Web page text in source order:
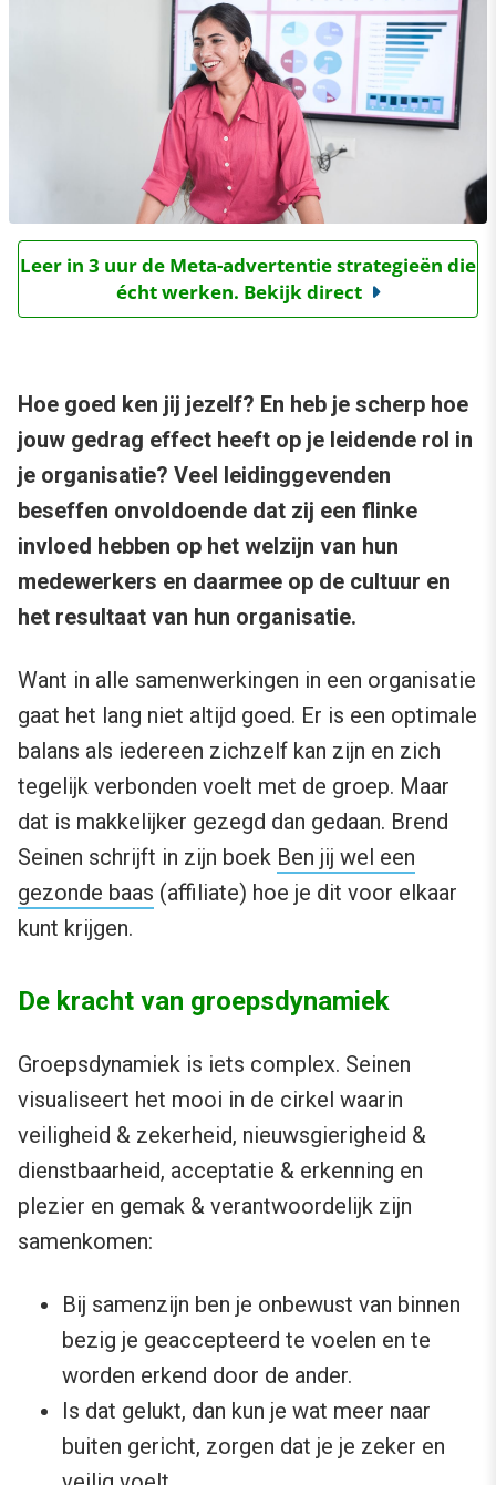
Leer in 3 uur de Meta-advertentie strategieën die
écht werken. Bekijk direct
Hoe goed ken jij jezelf? En heb je scherp hoe
jouw gedrag effect heeft op je leidende rol in
je organisatie? Veel leidinggevenden
beseffen onvoldoende dat zij een flinke
invloed hebben op het welzijn van hun
medewerkers en daarmee op de cultuur en
het resultaat van hun organisatie.
Want in alle samenwerkingen in een organisatie
gaat het lang niet altijd goed. Er is een optimale
balans als iedereen zichzelf kan zijn en zich
tegelijk verbonden voelt met de groep. Maar
dat is makkelijker gezegd dan gedaan. Brend
Seinen schrijft in zijn boek Ben jij wel een
gezonde baas (affiliate) hoe je dit voor elkaar
kunt krijgen.
De kracht van groepsdynamiek
Groepsdynamiek is iets complex. Seinen
visualiseert het mooi in de cirkel waarin
veiligheid & zekerheid, nieuwsgierigheid &
dienstbaarheid, acceptatie & erkenning en
plezier en gemak & verantwoordelijk zijn
samenkomen:
Bij samenzijn ben je onbewust van binnen
bezig je geaccepteerd te voelen en te
worden erkend door de ander.
Is dat gelukt, dan kun je wat meer naar
buiten gericht, zorgen dat je je zeker en